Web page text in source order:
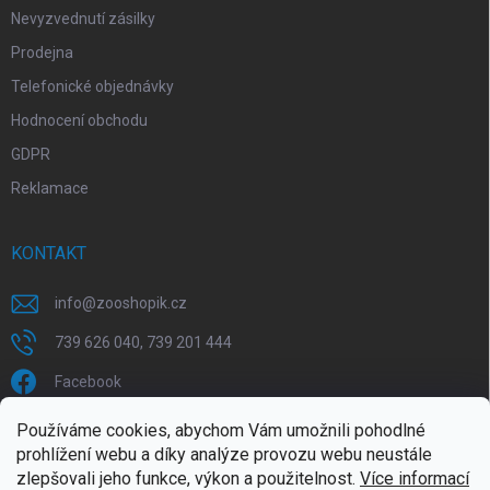
Používáme cookies, abychom Vám umožnili pohodlné
prohlížení webu a díky analýze provozu webu neustále
zlepšovali jeho funkce, výkon a použitelnost. Více informací
Nevyzvednutí zásilky
Prodejna
Telefonické objednávky
Hodnocení obchodu
GDPR
Reklamace
KONTAKT
info@zooshopik.cz
739 626 040, 739 201 444
Facebook
FACEBOOK